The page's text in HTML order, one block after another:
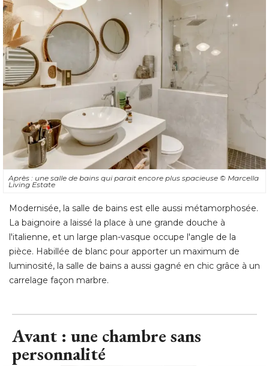
Après : une salle de bains qui parait encore plus spacieuse © Marcella
Living Estate
Modernisée, la salle de bains est elle aussi métamorphosée.
La baignoire a laissé la place à une grande douche à
l'italienne, et un large plan-vasque occupe l'angle de la
pièce. Habillée de blanc pour apporter un maximum de
luminosité, la salle de bains a aussi gagné en chic grâce à un
carrelage façon marbre.
Avant : une chambre sans
personnalité